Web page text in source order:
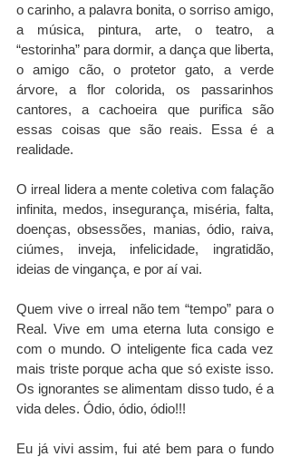
o carinho, a palavra bonita, o sorriso amigo,
a música, pintura, arte, o teatro, a
“estorinha” para dormir, a dança que liberta,
o amigo cão, o protetor gato, a verde
árvore, a flor colorida, os passarinhos
cantores, a cachoeira que purifica são
essas coisas que são reais. Essa é a
realidade.
O irreal lidera a mente coletiva com falação
infinita, medos, insegurança, miséria, falta,
doenças, obsessões, manias, ódio, raiva,
ciúmes, inveja, infelicidade, ingratidão,
ideias de vingança, e por aí vai.
Quem vive o irreal não tem “tempo” para o
Real. Vive em uma eterna luta consigo e
com o mundo. O inteligente fica cada vez
mais triste porque acha que só existe isso.
Os ignorantes se alimentam disso tudo, é a
vida deles. Ódio, ódio, ódio!!!
Eu já vivi assim, fui até bem para o fundo